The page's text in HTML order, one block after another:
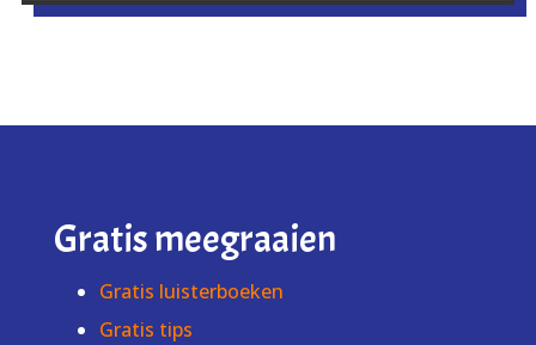
Gratis meegraaien
Gratis luisterboeken
Gratis tips